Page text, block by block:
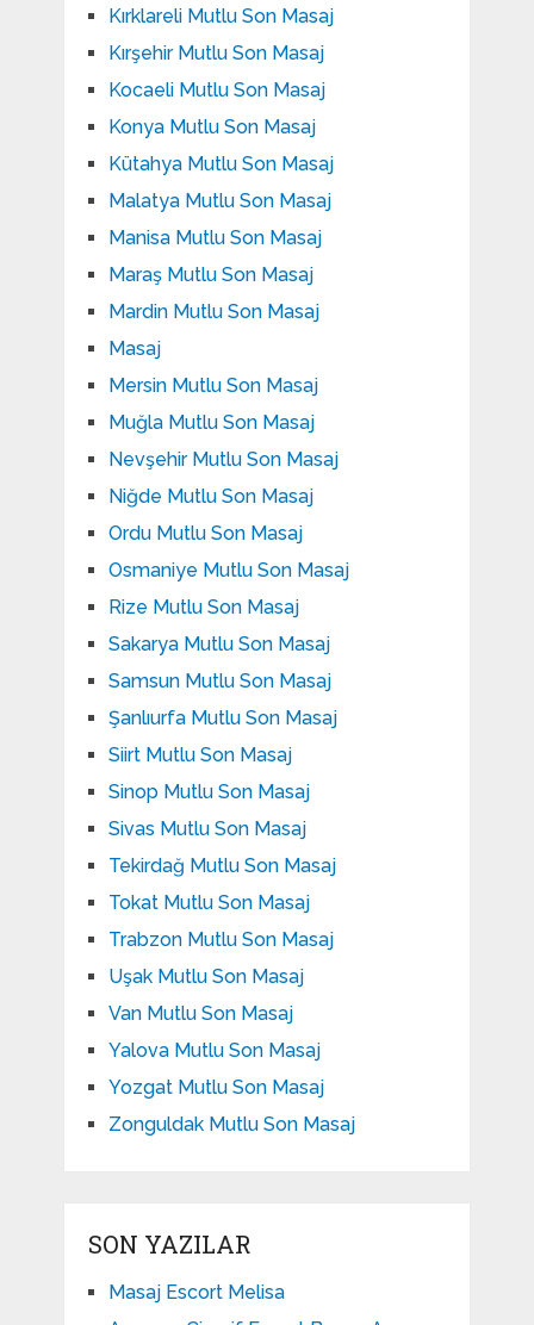
Kırklareli Mutlu Son Masaj
Kırşehir Mutlu Son Masaj
Kocaeli Mutlu Son Masaj
Konya Mutlu Son Masaj
Kütahya Mutlu Son Masaj
Malatya Mutlu Son Masaj
Manisa Mutlu Son Masaj
Maraş Mutlu Son Masaj
Mardin Mutlu Son Masaj
Masaj
Mersin Mutlu Son Masaj
Muğla Mutlu Son Masaj
Nevşehir Mutlu Son Masaj
Niğde Mutlu Son Masaj
Ordu Mutlu Son Masaj
Osmaniye Mutlu Son Masaj
Rize Mutlu Son Masaj
Sakarya Mutlu Son Masaj
Samsun Mutlu Son Masaj
Şanlıurfa Mutlu Son Masaj
Siirt Mutlu Son Masaj
Sinop Mutlu Son Masaj
Sivas Mutlu Son Masaj
Tekirdağ Mutlu Son Masaj
Tokat Mutlu Son Masaj
Trabzon Mutlu Son Masaj
Uşak Mutlu Son Masaj
Van Mutlu Son Masaj
Yalova Mutlu Son Masaj
Yozgat Mutlu Son Masaj
Zonguldak Mutlu Son Masaj
SON YAZILAR
Masaj Escort Melisa